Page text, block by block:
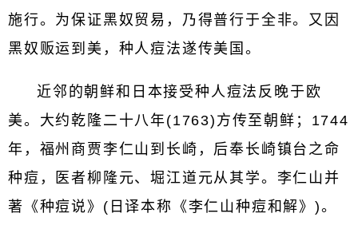
施行。为保证黑奴贸易，乃得普行于全非。又因
黑奴贩运到美，种人痘法遂传美国。
近邻的朝鲜和日本接受种人痘法反晚于欧
美。大约乾隆二十八年(1763)方传至朝鲜；1744
年，福州商贾李仁山到长崎，后奉长崎镇台之命
种痘，医者柳隆元、堀江道元从其学。李仁山并
著《种痘说》(日译本称《李仁山种痘和解》)。